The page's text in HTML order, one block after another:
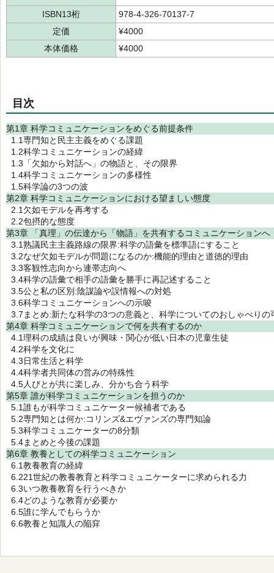
ISBN13桁
978-4-326-70137-7
定価
¥4000
本体価格
¥4000
目次
第1章 科学コミュニケーションをめぐる前提条件
1.1専門知と民主主義をめぐる課題
1.2科学コミュニケーションの経緯
1.3「欠如から対話へ」の物語と、その限界
1.4科学コミュニケーションの多様性
1.5科学論の3つの波
第2章 科学コミュニケーションにおける望ましい態度
2.1欠如モデルを再考する
2.2包摂的な態度
第3章 「真理」の伝達から「物語」を共有するコミュニケーションへ
3.1熟議民主主義路線の限界:科学の語彙を標準語にすること
3.2なぜ欠如モデルが問題になるのか:機能的理由と道徳的理由
3.3客観性志向から連帯志向へ
3.4科学の語彙で相手の語彙を勝手に再記述すること
3.5公と私の区別:陰謀論や誤情報への対処
3.6科学コミュニケーションへの示唆
3.7まとめ:新たな科学の3つの意義と、科学についてのおしゃべりの
第4章 科学コミュニケーションで何を共有するのか
4.1理科の成績は良いが興味・関心が低い日本の児童生徒
4.2科学を文化に
4.3日常生活と科学
4.4科学者共同体の営みの特殊性
4.5人びとが共に楽しみ、分かち合う科学
第5章 誰が科学コミュニケーションを担うのか
5.1誰もが科学コミュニケーター候補者である
5.2専門知とは何か:コリンズ&エヴァンズの専門知論
5.3科学コミュニケーターの8分類
5.4まとめと今後の課題
第6章 教養としての科学コミュニケーション
6.1教養教育の経緯
6.221世紀の教養教育と科学コミュニケーターに求められる力
6.3いつ教養教育を行うべきか
6.4どのような教育が必要か
6.5誰に学んでもらうか
6.6教養と知識人の陥穽